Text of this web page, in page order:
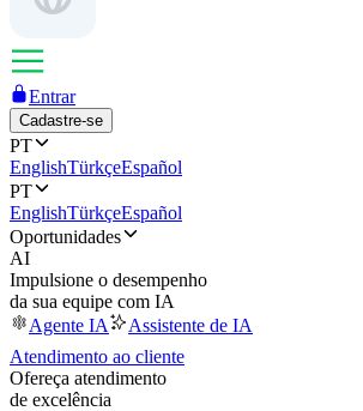
Entrar
Cadastre-se
PT
EnglishTürkçeEspañol
PT
EnglishTürkçeEspañol
Oportunidades
AI
Impulsione o desempenho
da sua equipe com IA
Agente IA
Assistente de IA
Atendimento ao cliente
Ofereça atendimento
de excelência